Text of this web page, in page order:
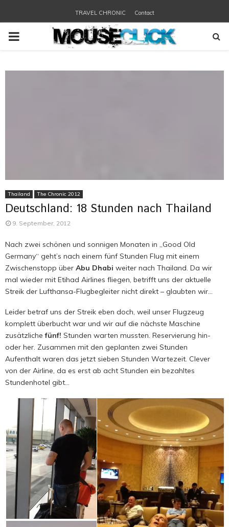
TRAVEL CHRONIC Contact
PRIMARY
Thailand The Chronic 2012
Deutschland: 18 Stunden nach Thailand
9. September, 2012
Nach zwei schönen und sonnigen Monaten in „Good Old
Germany“ geht’s nach einem fünf Stunden Flug mit einem
Zwischenstopp über Abu Dhabi weiter nach Thailand. Da wir
mal wieder mit Etihad Airlines fliegen, betrifft uns der aktuelle
Streik der Lufthansa-Flugbegleiter nicht direkt – glaubten wir…
Leider betraf uns der Streik eben doch, weil unser Flugzeug
komplett überbucht war und wir auf die nächste Maschine
zusätzlichefünf! Stunden warten mussten. Reservierung hin-
oder her. Zusammen mit den geplanten zwei Stunden
Aufenthalt waren das jetzt sieben Stunden Wartezeit. Clever
von der Airline, da es erst ab acht Stunden ein bezahltes
Stundenhotel gibt…